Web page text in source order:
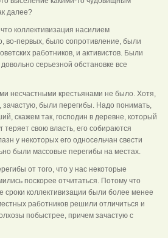
далее?
коллективизация насилием
во-первых, было сопротивление, были
работников, и активистов. Были
серьезной обстановке все
несчастными крестьянами не было. Хотя,
зачастую, были перегибы. Надо понимать,
скажем так, господин в деревне, который
теряет свою власть, его собираются
у некоторых его односельчан свести
были массовые перегибы на местах.
от того, что у нас некоторые
поскорее отчитаться. Потому что
сроки коллективизации были более менее
работников решили отличиться и
побыстрее, причем зачастую с